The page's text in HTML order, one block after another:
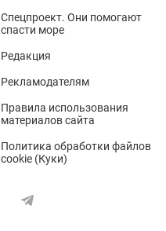
Спецпроект. Они помогают
спасти море
Редакция
Рекламодателям
Правила использования
материалов сайта
Политика обработки файлов
cookie (Куки)